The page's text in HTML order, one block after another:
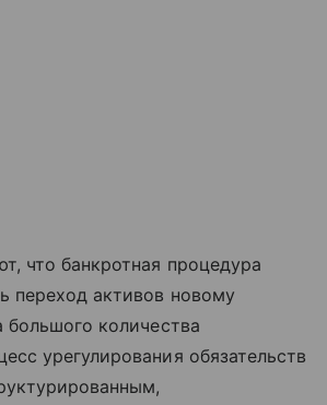
что банкротная процедура
переход активов новому
большого количества
урегулирования обязательств